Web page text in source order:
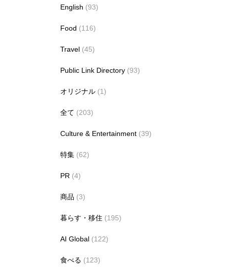
English (93)
Food (116)
Travel (45)
Public Link Directory (93)
オリジナル (1)
全て (203)
Culture & Entertainment (39)
特集 (62)
PR (4)
商品 (3)
暮らす・移住 (195)
AI Global (122)
食べる (123)